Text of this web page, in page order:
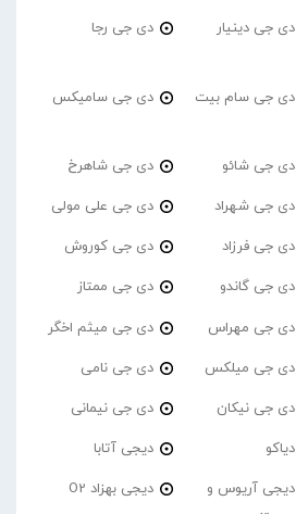
دی جی دینیار دی جی رجا
دی جی سام بیت دی جی سامیکس
دی جی شائو دی جی شاهرخ
دی جی شهراد دی جی علی مولی
دی جی فرزاد دی جی کوروش
دی جی گاندو دی جی ممتاز
دی جی مهراس دی جی میثم اخگر
دی جی میلکس دی جی نامی
دی جی نیکان دی جی نیمانی
دیاکو دیجی آتابا
دیجی آریوس و
دیجی بهزاد O2